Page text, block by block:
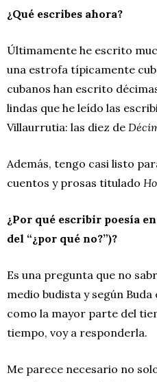
¿Qué escribes ahora?
Últimamente he escrito
una estrofa típicamente
cubanos han escrito
lindas que he leído las
Villaurrutia: las diez de
Además, tengo casi listo
cuentos y prosas titulado
¿Por qué escribir poesía
del “¿por qué no?”)?
Es una pregunta que no
medio budista y según
como la mayor parte del
tiempo, voy a responderla.
Me parece necesario no